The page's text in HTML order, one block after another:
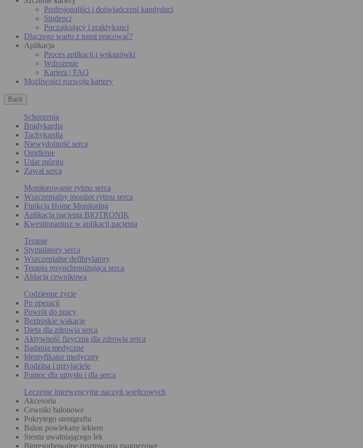
Profesjonaliści i doświadczeni kandydaci
Studenci
Początkujący i praktykanci
Dlaczego warto z nami pracować?
Aplikacja
Proces aplikacji i wskazówki
Wdrożenie
Kariera | FAQ
Możliwości rozwoju kariery
Back
Schorzenia
Bradykardia
Tachykardia
Niewydolność serca
Omdlenie
Udar mózgu
Zawał serca
Monitorowanie rytmu serca
Wszczepialny monitor rytmu serca
Funkcja Home Monitoring
Aplikacja pacjenta BIOTRONIK
Kwestionariusz w aplikacji pacjenta
Terapie
Stymulatory serca
Wszczepialne defibrylatory
Terapia resynchronizująca serca
Ablacja cewnikowa
Codzienne życie
Po operacji
Powrót do pracy
Beztroskie wakacje
Dieta dla zdrowia serca
Aktywność fizyczna dla zdrowia serca
Badania medyczne
Identyfikator medyczny
Rodzina i przyjaciele
Pomoc dla umysłu i dla serca
Leczenie interwencyjne naczyń wieńcowych
Akcesoria
Cewniki balonowe
Pokrytego stentgraftu
Balon powlekany lekiem
Stentu uwalniającego lek
Bioresorbowalne rusztowania magnezowe